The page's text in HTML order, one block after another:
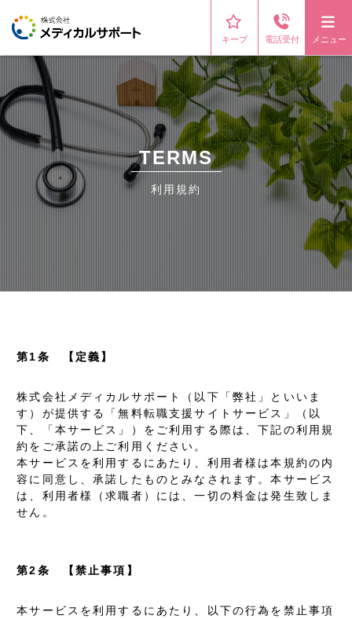
キープ 電話受付 メニュー
TERMS
利用規約
第1条 【定義】
株式会社メディカルサポート（以下「弊社」といいま
す）が提供する「無料転職支援サイトサービス」（以
下、「本サービス」）をご利用する際は、下記の利用規
約をご承諾の上ご利用ください。
本サービスを利用するにあたり、利用者様は本規約の内
容に同意し、承諾したものとみなされます。本サービス
は、利用者様（求職者）には、一切の料金は発生致しま
せん。
第2条 【禁止事項】
本サービスを利用するにあたり、以下の行為を禁止事項